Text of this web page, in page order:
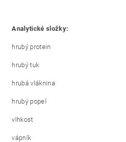
Analytické složky:
hrubý protein
hrubý tuk
hrubá vláknina
hrubý popel
vlhkost
vápník